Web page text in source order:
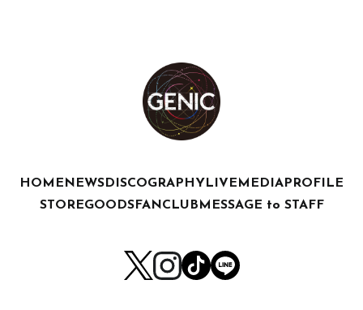
HOME NEWS DISCOGRAPHY LIVE MEDIA PROFILE
STOREGOODSFANCLUB MESSAGE to STAFF